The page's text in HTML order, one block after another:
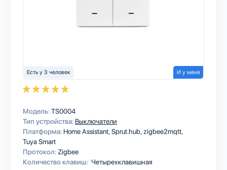
Есть у 3 человек И у меня
Модель:TS0004
Тип устройства: Выключатели
Платформа: Home AssistantSprut.hubzigbee2mqtt
Tuya Smart
Протокол: Zigbee
Количество клавиш: Четырехклавишная